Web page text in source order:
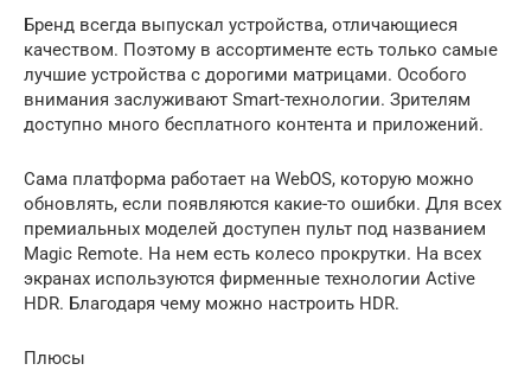
Бренд всегда выпускал устройства, отличающиеся
качеством. Поэтому в ассортименте есть только самые
лучшие устройства с дорогими матрицами. Особого
внимания заслуживают Smart-технологии. Зрителям
доступно много бесплатного контента и приложений.
Сама платформа работает на WebOS, которую можно
обновлять, если появляются какие-то ошибки. Для всех
премиальных моделей доступен пульт под названием
Magic Remote. На нем есть колесо прокрутки. На всех
экранах используются фирменные технологии Active
HDR. Благодаря чему можно настроить HDR.
Плюсы